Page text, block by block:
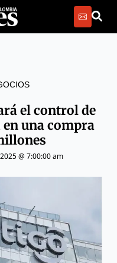
el control de
una compra
@ 7:00:00 am